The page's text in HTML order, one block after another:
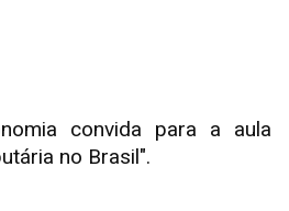
convida para a aula
no Brasil".